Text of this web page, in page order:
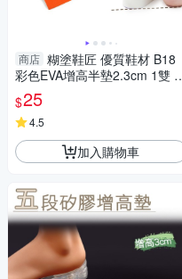
商店 糊塗鞋匠 優質鞋材 B18
彩色EVA增高半墊2.3cm 1雙 E
VA增高墊 EVA發泡增高鞋墊
$25
4.5
加入購物車